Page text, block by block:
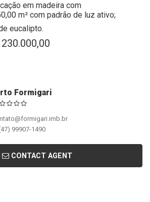
em madeira com
m² com padrão de luz ativo;
eucalipto.
Formigari
99907-1490
CONTACT AGENT